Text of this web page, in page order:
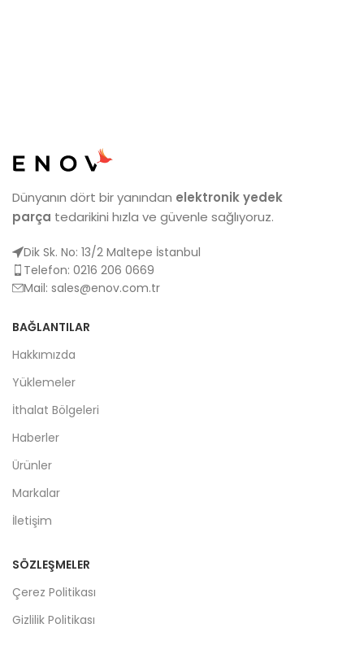
Dünyanın dört bir yanından elektronik yedek
parça tedarikini hızla ve güvenle sağlıyoruz.
Dik Sk. No: 13/2 Maltepe İstanbul
Telefon: 0216 206 0669
Mail: sales@enov.com.tr
BAĞLANTILAR
Hakkımızda
Yüklemeler
İthalat Bölgeleri
Haberler
Ürünler
Markalar
İletişim
SÖZLEŞMELER
Çerez Politikası
Gizlilik Politikası